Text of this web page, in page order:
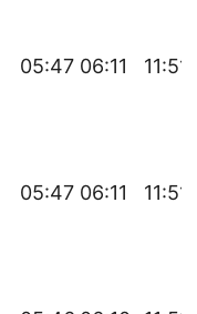
05:47 06:11 11:51
05:47 06:11 11:51